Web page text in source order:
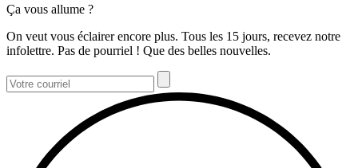
Ça vous allume ?
On veut vous éclairer encore plus. Tous les 15 jours, recevez notre
infolettre. Pas de pourriel ! Que des belles nouvelles.